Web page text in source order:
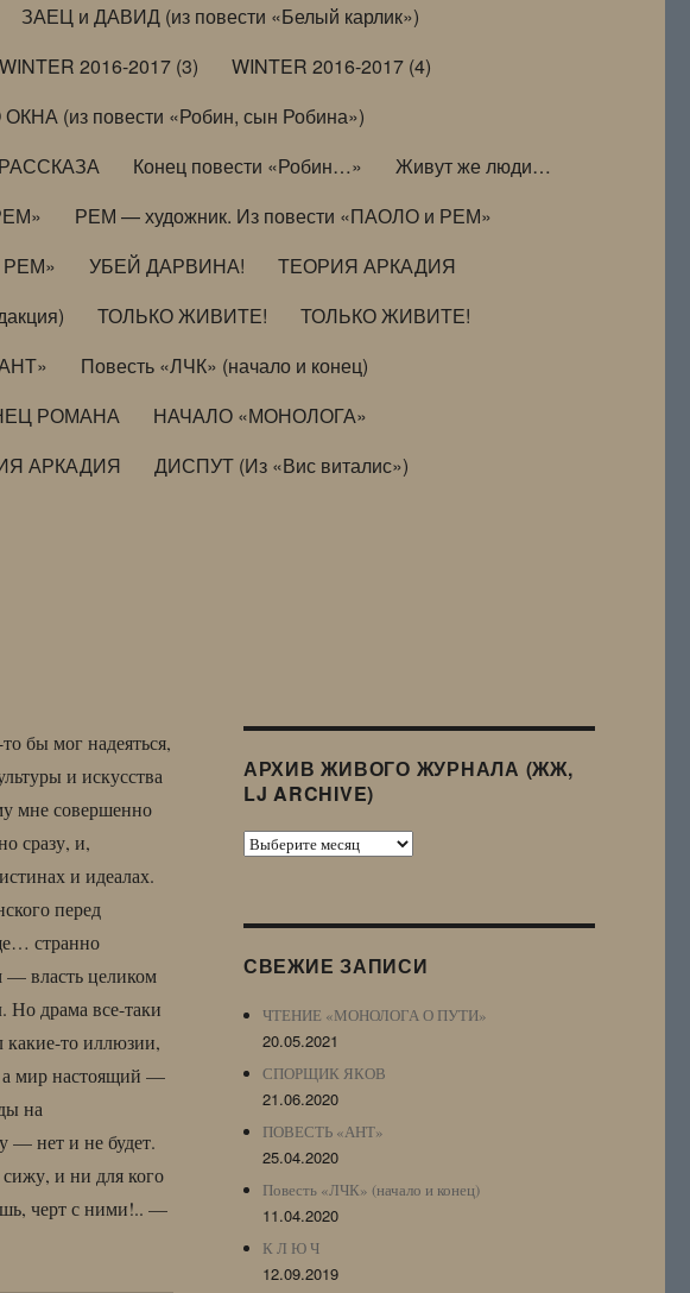
ЗАЕЦ и ДАВИД (из повести «Белый карлик»)
WINTER 2016-2017 (3)
WINTER 2016-2017 (4)
(из повести «Робин, сын Робина»)
Конец повести «Робин…»
Живут же люди…
РЕМ — художник. Из повести «ПАОЛО и РЕМ»
РЕМ» УБЕЙ ДАРВИНА!
ТЕОРИЯ АРКАДИЯ
ТОЛЬКО ЖИВИТЕ!
ТОЛЬКО ЖИВИТЕ!
Повесть «ЛЧК» (начало и конец)
РОМАНА
НАЧАЛО «МОНОЛОГА»
АРКАДИЯ ДИСПУТ (Из «Вис виталис»)
бы мог надеяться,
и искусства
мне совершенно
сразу, и,
и идеалах.
перед
странно
— власть целиком
драма все-таки
какие-то иллюзии,
а мир настоящий —
на
— нет и не будет.
сижу, и ни для кого
черт с ними!.. —
АРХИВ ЖИВОГО ЖУРНАЛА (ЖЖ,
LJ ARCHIVE)
Архив
Archive)
СВЕЖИЕ ЗАПИСИ
ЧТЕНИЕ «МОНОЛОГА О ПУТИ»
20.05.2021
СПОРЩИК ЯКОВ
21.06.2020
ПОВЕСТЬ «АНТ»
25.04.2020
Повесть «ЛЧК» (начало и конец)
11.04.2020
К Л Ю Ч
12.09.2019